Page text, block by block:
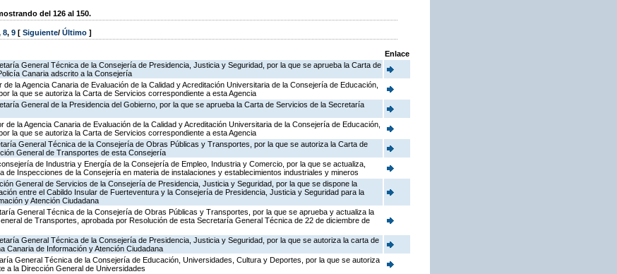
del 126 al 150.
8, 9 [ Siguiente/ Último ]
Enlace
General Técnica de la Consejería de Presidencia, Justicia y Seguridad, por la que se aprueba la Carta de
Canaria adscrito a la Consejería
la Agencia Canaria de Evaluación de la Calidad y Acreditación Universitaria de la Consejería de Educación,
la que se autoriza la Carta de Servicios correspondiente a esta Agencia
General de la Presidencia del Gobierno, por la que se aprueba la Carta de Servicios de la Secretaría
de la Agencia Canaria de Evaluación de la Calidad y Acreditación Universitaria de la Consejería de Educación,
la que se autoriza la Carta de Servicios correspondiente a esta Agencia
General Técnica de la Consejería de Obras Públicas y Transportes, por la que se autoriza la Carta de
General de Transportes de esta Consejería
de Industria y Energía de la Consejería de Empleo, Industria y Comercio, por la que se actualiza,
de Inspecciones de la Consejería en materia de instalaciones y establecimientos industriales y mineros
General de Servicios de la Consejería de Presidencia, Justicia y Seguridad, por la que se dispone la
entre el Cabildo Insular de Fuerteventura y la Consejería de Presidencia, Justicia y Seguridad para la
y Atención Ciudadana
General Técnica de la Consejería de Obras Públicas y Transportes, por la que se aprueba y actualiza la
de Transportes, aprobada por Resolución de esta Secretaría General Técnica de 22 de diciembre de
General Técnica de la Consejería de Presidencia, Justicia y Seguridad, por la que se autoriza la carta de
Canaria de Información y Atención Ciudadana
General Técnica de la Consejería de Educación, Universidades, Cultura y Deportes, por la que se autoriza
a la Dirección General de Universidades